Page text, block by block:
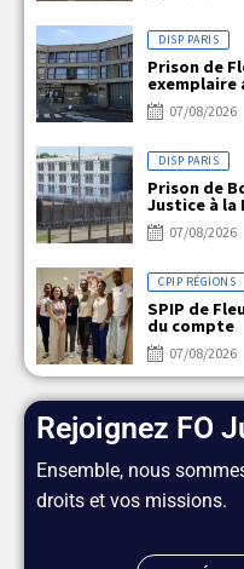
DISP PARIS
Prison de
exemplaire
07/08/2026
DISP PARIS
Prison de
Justice à la
07/08/2026
CPIP RÉGIONS
SPIP de
du compte
07/08/2026
Rejoignez FO
Ensemble, nous
droits et vos missions.